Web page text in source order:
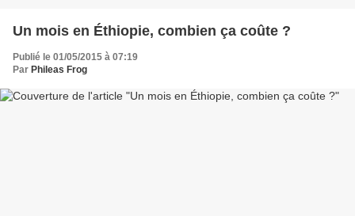
Un mois en Éthiopie, combien ça coûte ?
Publié le 01/05/2015 à 07:19
Par Phileas Frog